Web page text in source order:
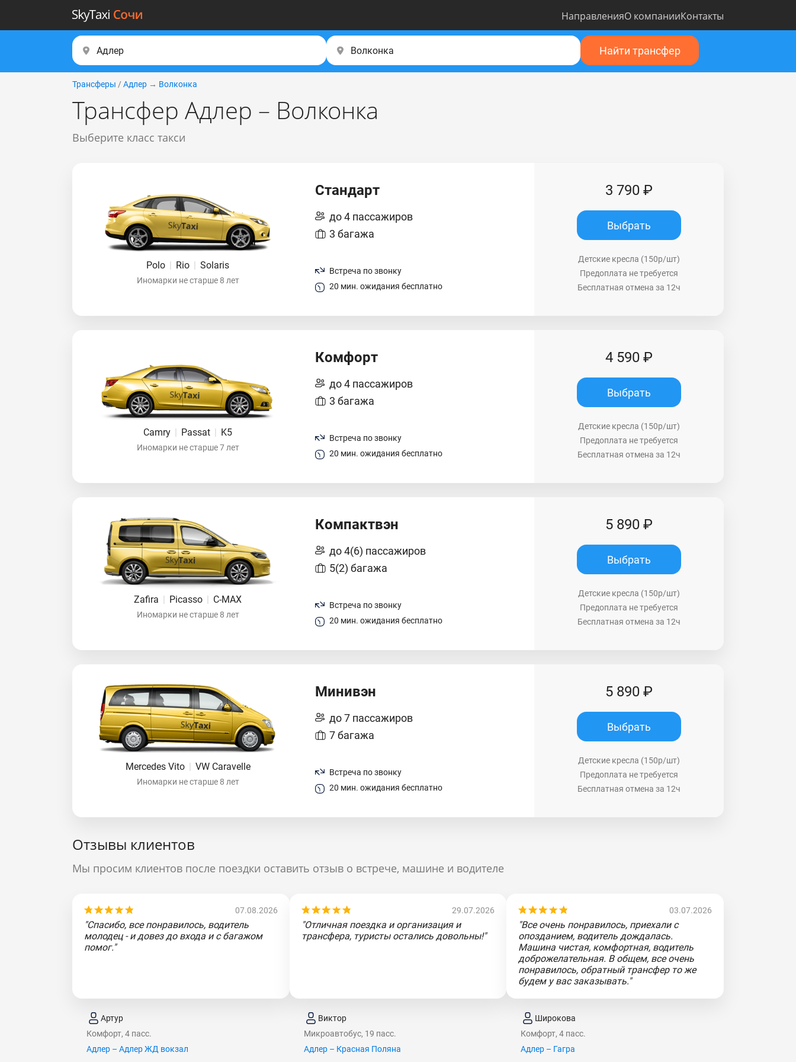
НаправленияО компанииКонтакты
Найти трансфер
Трансферы / Адлер → Волконка
Трансфер Адлер – Волконка
Выберите класс такси
Polo | Rio | Solaris
Иномарки не старше 8 лет
Стандарт
до 4 пассажиров
3 багажа
Встреча по звонку
20 мин. ожидания бесплатно
3 790 ₽
Выбрать
Детские кресла (150р/шт)
Предоплата не требуется
Бесплатная отмена за 12ч
Camry | Passat | K5
Иномарки не старше 7 лет
Комфорт
до 4 пассажиров
3 багажа
Встреча по звонку
20 мин. ожидания бесплатно
4 590 ₽
Выбрать
Детские кресла (150р/шт)
Предоплата не требуется
Бесплатная отмена за 12ч
Zafira | Picasso | C-MAX
Иномарки не старше 8 лет
Компактвэн
до 4(6) пассажиров
5(2) багажа
Встреча по звонку
20 мин. ожидания бесплатно
5 890 ₽
Выбрать
Детские кресла (150р/шт)
Предоплата не требуется
Бесплатная отмена за 12ч
Mercedes Vito | VW Caravelle
Иномарки не старше 8 лет
Минивэн
до 7 пассажиров
7 багажа
Встреча по звонку
20 мин. ожидания бесплатно
5 890 ₽
Выбрать
Детские кресла (150р/шт)
Предоплата не требуется
Бесплатная отмена за 12ч
Отзывы клиентов
Мы просим клиентов после поездки оставить отзыв о встрече, машине и водителе
07.08.2026
"Спасибо, все понравилось, водитель
молодец - и довез до входа и с багажом
помог."
Артур
Комфорт, 4 пасс.
Адлер – Адлер ЖД вокзал
29.07.2026
"Отличная поездка и организация и
трансфера, туристы остались довольны!"
Виктор
Микроавтобус, 19 пасс.
Адлер – Красная Поляна
03.07.2026
"Все очень понравилось, приехали с
опозданием, водитель дождалась.
Машина чистая, комфортная, водитель
доброжелательная. В общем, все очень
понравилось, обратный трансфер то же
будем у вас заказывать."
Широкова
Комфорт, 4 пасс.
Адлер – Гагра